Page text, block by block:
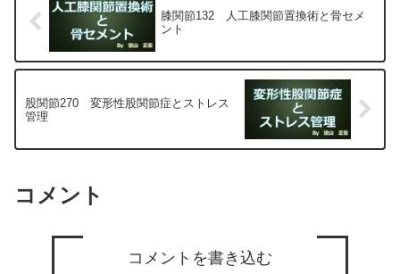
膝関節132 人工膝関節置換術と骨セメ
ント
股関節270 変形性股関節症とストレス
管理
コメント
コメントを書き込む